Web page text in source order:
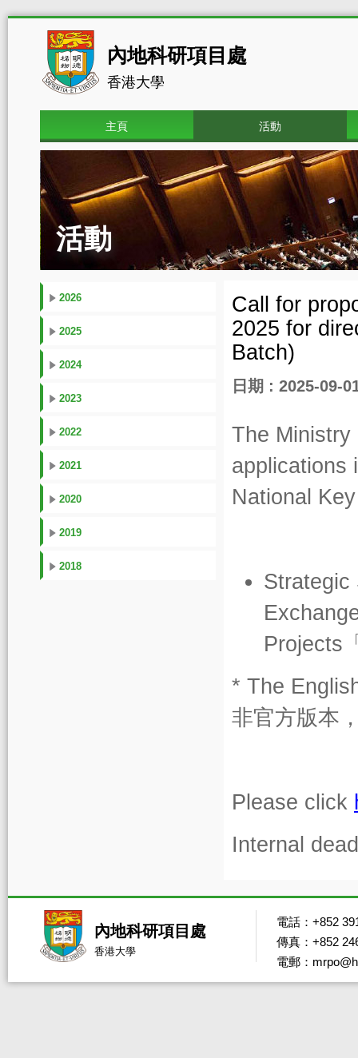
內地科研項目處
香港大學
主頁 活動
活動
2026
2025
2024
2023
2022
2021
2020
2019
2018
Call for
2025 for
Batch)
日期 : 2025-09-
The Ministry
applications
National
Strategic
Projects
* The
非官方版本
Please click
Internal
內地科研項目處
香港大學
電話：+852
傳真：+852
電郵：